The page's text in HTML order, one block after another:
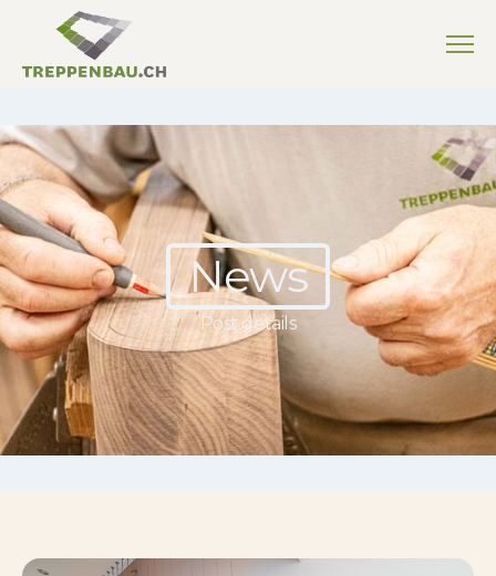
News
Post details